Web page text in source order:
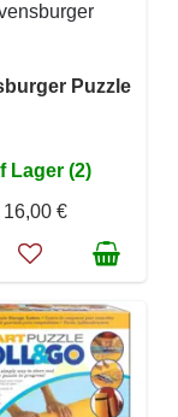
Puzzle
Lager (2)
16,00 €